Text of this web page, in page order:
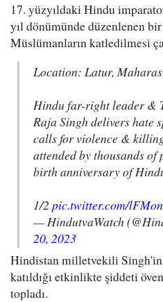
17. yüzyıldaki Hindu
yıl dönümünde düzenlenen
Müslümanların katledilmesi
Location: Latur,
Hindu far-right leader &
Raja Singh delivers hate
calls for violence &
attended by thousands
birth anniversary of
1/2 pic.twitter.com/
— HindutvaWatch
20, 2023
Hindistan milletvekili
katıldığı etkinlikte şiddeti
topladı.